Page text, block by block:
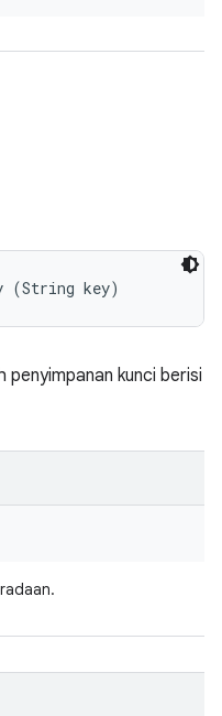
(String key)
kunci berisi